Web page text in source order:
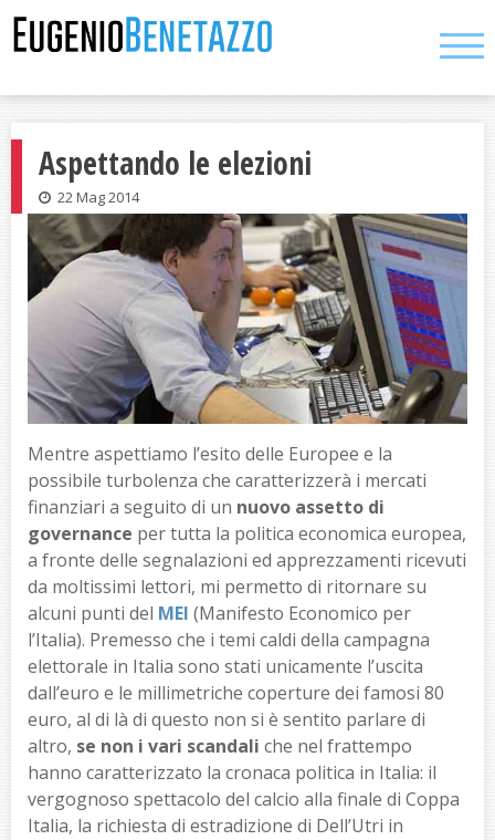
Skip
to
Aspettando le elezioni
22 Mag 2014
Mentre aspettiamo l’esito delle Europee e la
possibile turbolenza che caratterizzerà i mercati
finanziari a seguito di un nuovo assetto di
governance per tutta la politica economica europea,
a fronte delle segnalazioni ed apprezzamenti ricevuti
da moltissimi lettori, mi permetto di ritornare su
alcuni punti del MEI (Manifesto Economico per
l’Italia). Premesso che i temi caldi della campagna
elettorale in Italia sono stati unicamente l’uscita
dall’euro e le millimetriche coperture dei famosi 80
euro, al di là di questo non si è sentito parlare di
altro, se non i vari scandali che nel frattempo
hanno caratterizzato la cronaca politica in Italia: il
vergognoso spettacolo del calcio alla finale di Coppa
Italia, la richiesta di estradizione di Dell’Utri in